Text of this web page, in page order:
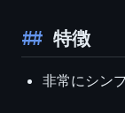
特徴
非常にシン